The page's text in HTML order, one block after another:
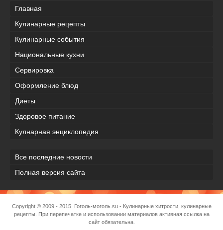
Главная
Кулинарные рецепты
Кулинарные события
Национальные кухни
Сервировка
Оформление блюд
Диеты
Здоровое питание
Кулнарная энциклопедия
Все последние новости
Полная версия сайта
Copyright © 2009 - 2015. Гоголь-моголь.su- Кулинарные хитрости, кулинарные
рецепты. При перепечатке и использовании материалов активная ссылка на
сайт обязательна.